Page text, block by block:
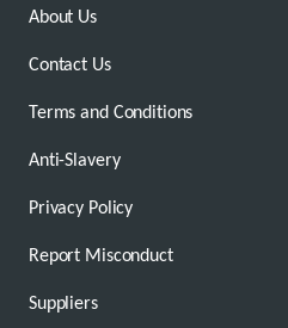
About Us
Contact Us
Terms and Conditions
Anti-Slavery
Privacy Policy
Report Misconduct
Suppliers